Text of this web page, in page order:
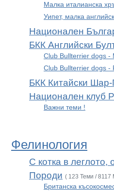
Малка италианска
Уипет, малка
Национален
БКК Английски
Club Bullterrier dogs -
Club Bullterrier dogs -
БКК Китайски
Национален клуб
Важни теми !
Фелинология
С котка в
Породи ( 123 Теми / 8117
Британска